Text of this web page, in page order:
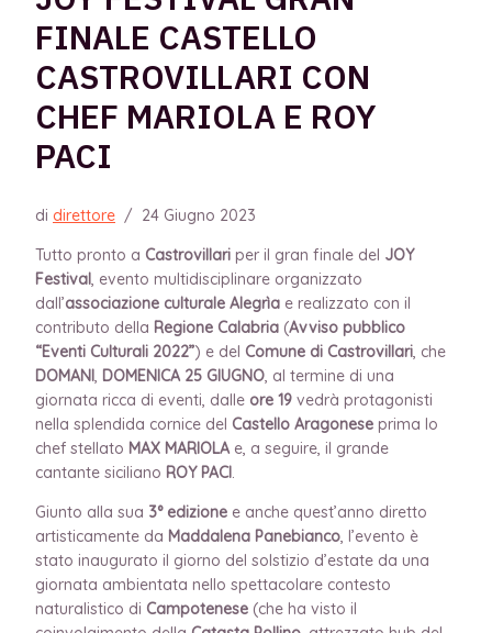
FINALE CASTELLO
CASTROVILLARI CON
CHEF MARIOLA E ROY
PACI
di direttore / 24 Giugno 2023
Tutto pronto a Castrovillari per il gran finale del JOY
Festival, evento multidisciplinare organizzato
dall’associazione culturale Alegrìa e realizzato con il
contributo della Regione Calabria (Avviso pubblico
“Eventi Culturali 2022”) e del Comune di Castrovillari, che
DOMANI, DOMENICA 25 GIUGNO, al termine di una
giornata ricca di eventi, dalle ore 19 vedrà protagonisti
nella splendida cornice del Castello Aragonese prima lo
chef stellato MAX MARIOLA e, a seguire, il grande
cantante siciliano ROY PACI.
Giunto alla sua 3° edizione e anche quest’anno diretto
artisticamente da Maddalena Panebianco, l’evento è
stato inaugurato il giorno del solstizio d’estate da una
giornata ambientata nello spettacolare contesto
naturalistico di Campotenese (che ha visto il